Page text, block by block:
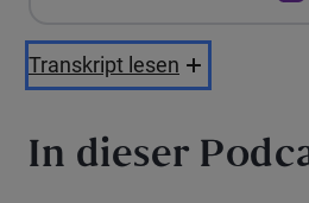
Transkript lesen
In dieser